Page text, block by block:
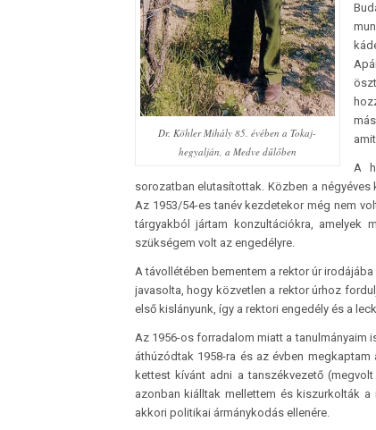
Dr. Köhler Mihály 85. évében a Tokaj-
hegyalján, a Medve dűlőben
A
sorozatban elutasítottak. Közben a
Az 1953/54-es tanév kezdetekor még nem
tárgyakból jártam konzultációkra, amelyek
szükségem volt az engedélyre.
A távollétében bementem a rektor úr
javasolta, hogy közvetlen a rektor úrhoz
első kislányunk, így a rektori engedély és a
Az 1956-os forradalom miatt a tanulmányaim
áthúzódtak 1958-ra és az évben
kettest kívánt adni a tanszékvezető
azonban kiálltak mellettem és kiszurkolták
akkori politikai ármánykodás ellenére.